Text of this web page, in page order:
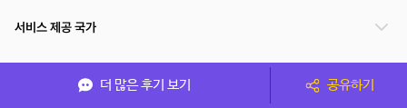
더 많은 후기 보기 공유하기
서비스 제공 국가
(주)NSPACE 사업자정보